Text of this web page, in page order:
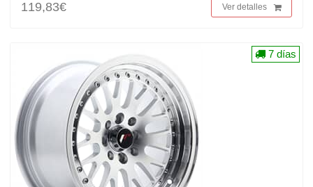
119,83€
Ver detalles
7 días